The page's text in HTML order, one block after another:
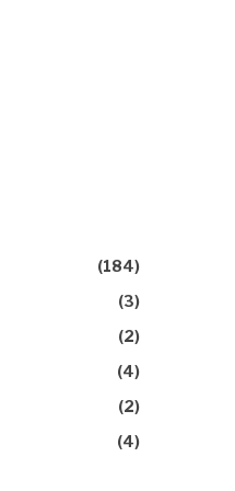
(184)
(3)
(2)
(4)
(2)
(4)